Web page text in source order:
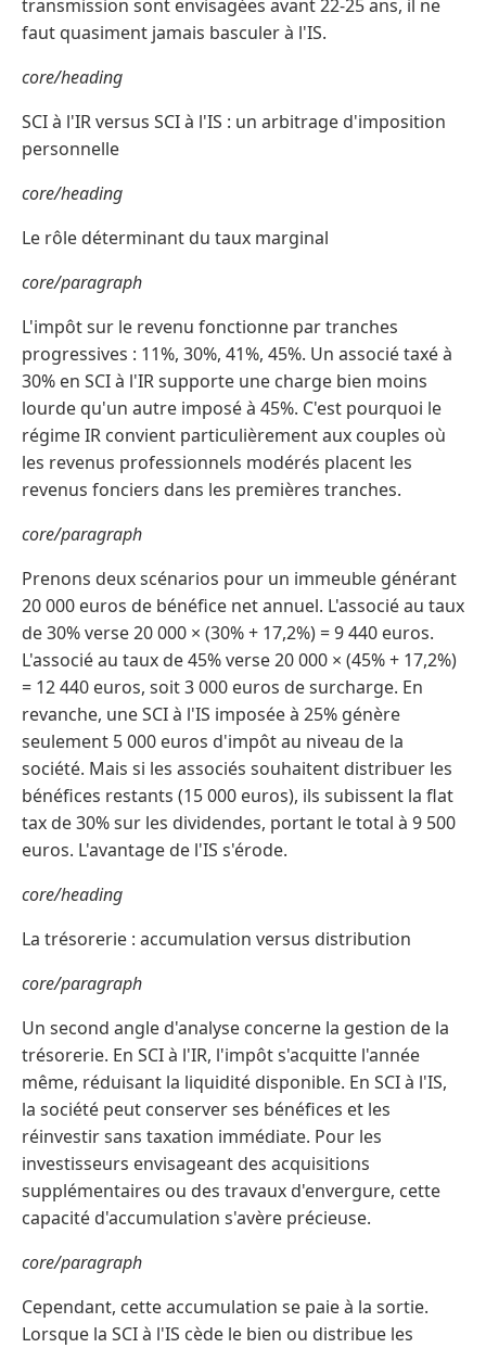
transmission sont envisagées avant 22-25 ans, il ne
faut quasiment jamais basculer à l'IS.
core/heading
SCI à l'IR versus SCI à l'IS : un arbitrage d'imposition
personnelle
core/heading
Le rôle déterminant du taux marginal
core/paragraph
L'impôt sur le revenu fonctionne par tranches
progressives : 11%, 30%, 41%, 45%. Un associé taxé à
30% en SCI à l'IR supporte une charge bien moins
lourde qu'un autre imposé à 45%. C'est pourquoi le
régime IR convient particulièrement aux couples où
les revenus professionnels modérés placent les
revenus fonciers dans les premières tranches.
core/paragraph
Prenons deux scénarios pour un immeuble générant
20 000 euros de bénéfice net annuel. L'associé au taux
de 30% verse 20 000 × (30% + 17,2%) = 9 440 euros.
L'associé au taux de 45% verse 20 000 × (45% + 17,2%)
= 12 440 euros, soit 3 000 euros de surcharge. En
revanche, une SCI à l'IS imposée à 25% génère
seulement 5 000 euros d'impôt au niveau de la
société. Mais si les associés souhaitent distribuer les
bénéfices restants (15 000 euros), ils subissent la flat
tax de 30% sur les dividendes, portant le total à 9 500
euros. L'avantage de l'IS s'érode.
core/heading
La trésorerie : accumulation versus distribution
core/paragraph
Un second angle d'analyse concerne la gestion de la
trésorerie. En SCI à l'IR, l'impôt s'acquitte l'année
même, réduisant la liquidité disponible. En SCI à l'IS,
la société peut conserver ses bénéfices et les
réinvestir sans taxation immédiate. Pour les
investisseurs envisageant des acquisitions
supplémentaires ou des travaux d'envergure, cette
capacité d'accumulation s'avère précieuse.
core/paragraph
Cependant, cette accumulation se paie à la sortie.
Lorsque la SCI à l'IS cède le bien ou distribue les